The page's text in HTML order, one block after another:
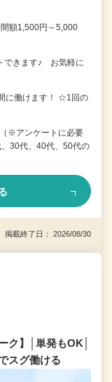
額1,500円～5,000
できます♪ お気軽に
に働けます！ ☆1回の
※アンケートに必要
30代、40代、50代の
載終了日： 2026/08/30
ク】│単発もOK│
スグ働ける